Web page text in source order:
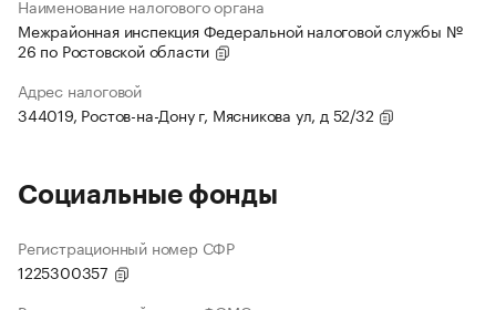
Наименование налогового органа
Межрайонная инспекция Федеральной налоговой службы №
26 по Ростовской области
Адрес налоговой
344019, Ростов-на-Дону г, Мясникова ул, д 52/32
Социальные фонды
Регистрационный номер СФР
1225300357